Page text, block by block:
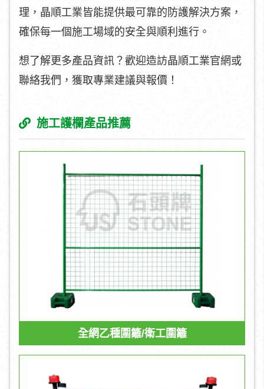
理，晶順工業皆能提供最可靠的防護解決方案，
確保每一個施工場域的安全與順利進行。
想了解更多產品資訊？歡迎造訪晶順工業官網或
聯絡我們，獲取專業建議與報價！
施工護欄產品推薦
全網乙種圍籬/衛工圍籬